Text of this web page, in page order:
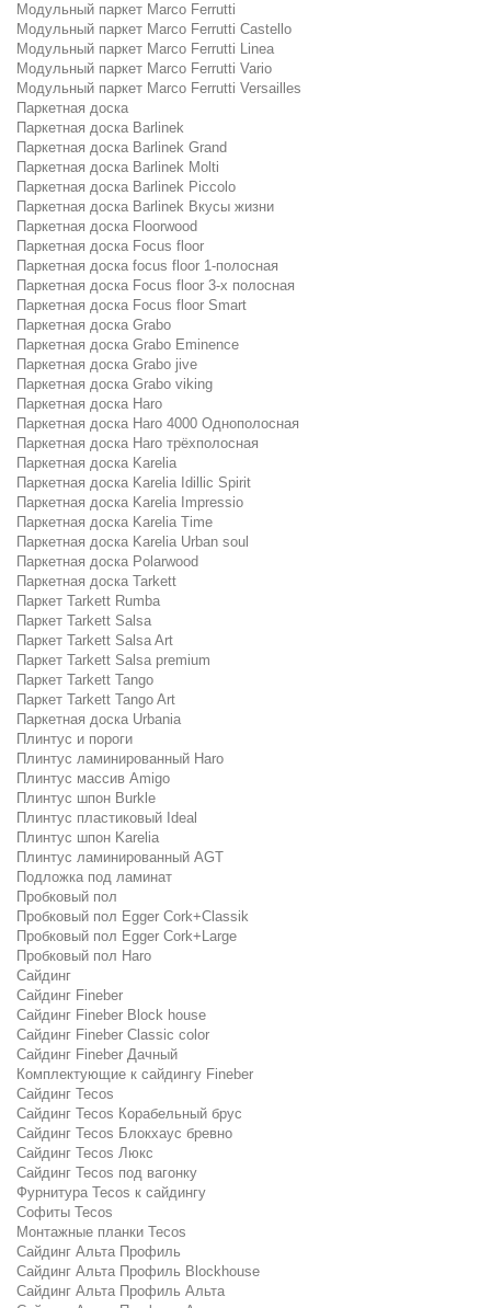
Модульный паркет Marco Ferrutti
Модульный паркет Marco Ferrutti Castello
Модульный паркет Marco Ferrutti Linea
Модульный паркет Marco Ferrutti Vario
Модульный паркет Marco Ferrutti Versailles
Паркетная доска
Паркетная доска Barlinek
Паркетная доска Barlinek Grand
Паркетная доска Barlinek Molti
Паркетная доска Barlinek Piccolo
Паркетная доска Barlinek Вкусы жизни
Паркетная доска Floorwood
Паркетная доска Focus floor
Паркетная доска focus floor 1-полосная
Паркетная доска Focus floor 3-х полосная
Паркетная доска Focus floor Smart
Паркетная доска Grabo
Паркетная доска Grabo Eminence
Паркетная доска Grabo jive
Паркетная доска Grabo viking
Паркетная доска Haro
Паркетная доска Haro 4000 Однополосная
Паркетная доска Haro трёхполосная
Паркетная доска Karelia
Паркетная доска Karelia Idillic Spirit
Паркетная доска Karelia Impressio
Паркетная доска Karelia Time
Паркетная доска Karelia Urban soul
Паркетная доска Polarwood
Паркетная доска Tarkett
Паркет Tarkett Rumba
Паркет Tarkett Salsa
Паркет Tarkett Salsa Art
Паркет Tarkett Salsa premium
Паркет Tarkett Tango
Паркет Tarkett Tango Art
Паркетная доска Urbania
Плинтус и пороги
Плинтус ламинированный Haro
Плинтус массив Amigo
Плинтус шпон Burkle
Плинтус пластиковый Ideal
Плинтус шпон Karelia
Плинтус ламинированный AGT
Подложка под ламинат
Пробковый пол
Пробковый пол Egger Cork+Classik
Пробковый пол Egger Cork+Large
Пробковый пол Haro
Сайдинг
Сайдинг Fineber
Сайдинг Fineber Block house
Сайдинг Fineber Classic color
Сайдинг Fineber Дачный
Комплектующие к сайдингу Fineber
Сайдинг Tecos
Сайдинг Tecos Корабельный брус
Сайдинг Tecos Блокхаус бревно
Сайдинг Tecos Люкс
Сайдинг Tecos под вагонку
Фурнитура Tecos к сайдингу
Софиты Tecos
Монтажные планки Tecos
Сайдинг Альта Профиль
Сайдинг Альта Профиль Blockhouse
Сайдинг Альта Профиль Альта